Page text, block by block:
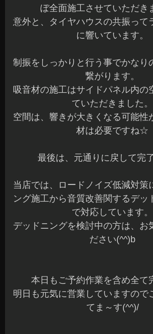
ぼ全面施工させていただき
意外と、タイヤハウスの共振って
に響いています。
制振をしっかりと行う事でかなり
繋がります。
吸音材の施工はサイドパネル内の
ていただきました。
空間は、響きが大きくなる可能性
材は必要ですね☆
最後は、元通りに戻して完
当店では、ロードノイズ低減対策
ング施工から音質改善関するデッ
で対応しています。
デッドニングを検討中の方は、お
ださい(^^)b
本日もご予約作業を含め全
明日も元気に営業していますので
てま～す(^^)/